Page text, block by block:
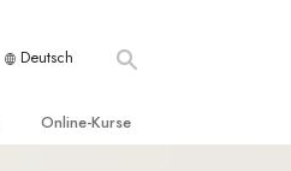
Deutsch
Online-Kurse